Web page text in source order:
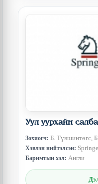
Уул уурхайн
Зохиогч: Б. Түвшинтөгс,
Хэвлэн нийтэлсэн:
Баримтын хэл: Англи